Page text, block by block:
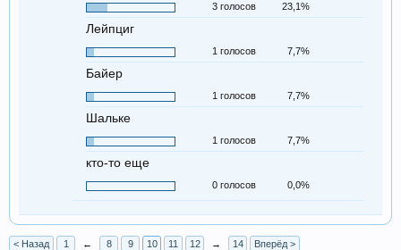
3 голосов 23,1%
Лейпциг
1 голосов 7,7%
Байер
1 голосов 7,7%
Шальке
1 голосов 7,7%
кто-то еще
0 голосов 0,0%
< Назад 1 ← 8 9 10 11 12 → 14 Вперёд >